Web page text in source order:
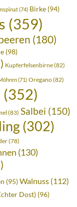
(74) Birke (94)
(359)
(180)
(98)
Kupferfelsenbirne(82)
(71) Oregano(82)
(352)
(83) Salbei (150)
(302)
(78)
(130)
(95)Walnuss (112)
Dost) (96)